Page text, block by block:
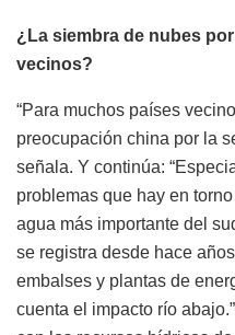
¿La siembra de nubes
vecinos?
“Para muchos países
preocupación china por la
señala. Y continúa:
problemas que hay en
agua más importante del
se registra desde hace
embalses y plantas de
cuenta el impacto río